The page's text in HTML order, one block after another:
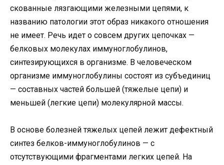
скованные лязгающими железными цепями, к
названию патологии этот образ никакого отношения
не имеет. Речь идет о совсем других цепочках —
белковых молекулах иммуноглобулинов,
синтезирующихся в организме. В человеческом
организме иммуноглобулины состоят из субъединиц
— составных частей большей (тяжелые цепи) и
меньшей (легкие цепи) молекулярной массы.
В основе болезней тяжелых цепей лежит дефектный
синтез белков-иммуноглобулинов — с
отсутствующими фрагментами легких цепей. На